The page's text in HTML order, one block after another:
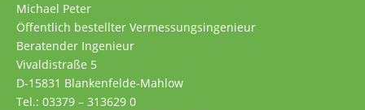
Michael Peter
Öffentlich bestellter Vermessungsingenieur
Beratender Ingenieur
Vivaldistraße 5
D-15831 Blankenfelde-Mahlow
Tel.: 03379 – 313629 0